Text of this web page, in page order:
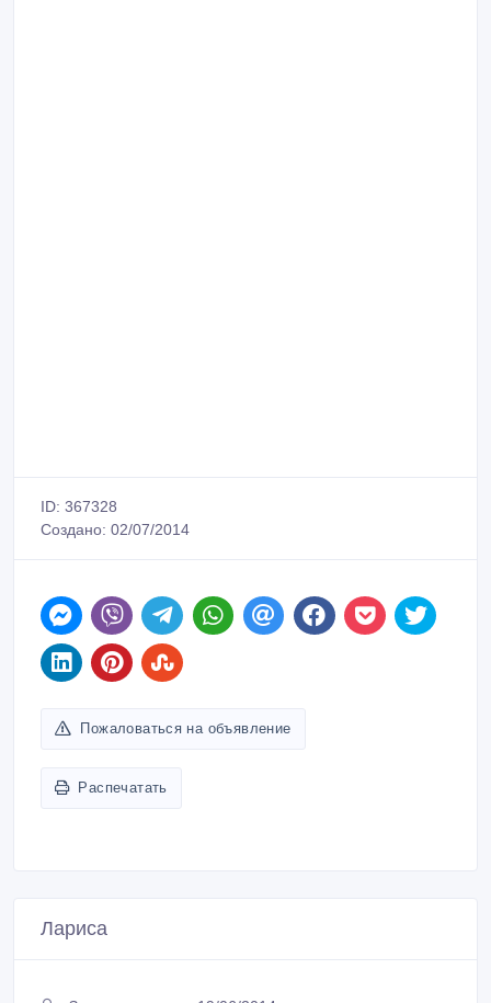
ID: 367328
Создано: 02/07/2014
Пожаловаться на объявление
Распечатать
Лариса